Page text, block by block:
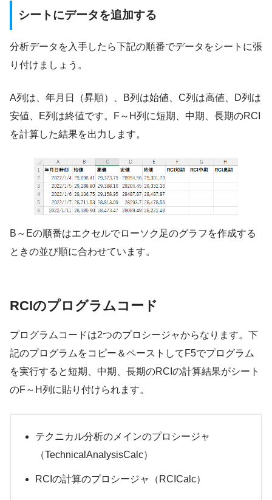
シートにデータを追加する
分析データを入手したら下記の順番でデータをシートに張
り付けましょう。
A列は、年月日（昇順）、B列は始値、C列は高値、D列は
安値、E列は終値です。F～H列に短期、中期、長期のRCI
を計算した結果を出力します。
B～Eの順番はエクセルでローソク足のグラフを作成する
ときの並び順に合わせています。
RCIのプログラムコード
プログラムコードは2つのプロシージャからなります。下
記のプログラムをコピー＆ペーストしてF5でプログラム
を実行すると短期、中期、長期のRCIの計算結果がシート
のF～H列に貼り付けられます。
テクニカル分析のメインのプロシージャ
（TechnicalAnalysisCalc）
RCIの計算のプロシージャ（RCICalc）